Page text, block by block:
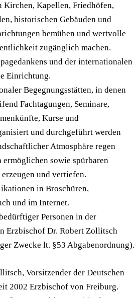
Kirchen, Kapellen, Friedhöfen,
historischen Gebäuden und
bemühen und wertvolle
zugänglich machen.
und der internationalen
Einrichtung.
Begegnungsstätten, in denen
Fachtagungen, Seminare,
Kurse und
und durchgeführt werden
Atmosphäre regen
ermöglichen sowie spürbaren
und vertiefen.
in Broschüren,
und im Internet.
Personen in der
Erzbischof Dr. Robert Zollitsch
Zwecke lt. §53 Abgabenordnung).
Vorsitzender der Deutschen
2002 Erzbischof von Freiburg.